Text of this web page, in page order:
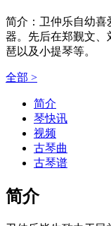
简介：卫仲乐自幼喜
器。先后在郑觐文、
琶以及小提琴等。
全部 >
简介
琴快讯
视频
古琴曲
古琴谱
简介